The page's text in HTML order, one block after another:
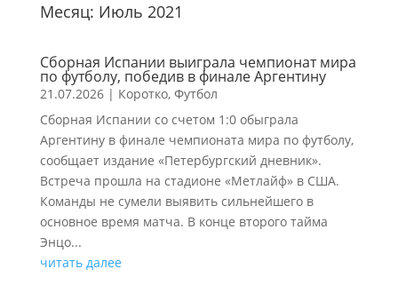
Месяц: Июль 2021
Сборная Испании выиграла чемпионат мира
по футболу, победив в финале Аргентину
21.07.2026| Коротко, Футбол
Сборная Испании со счетом 1:0 обыграла
Аргентину в финале чемпионата мира по футболу,
сообщает издание «Петербургский дневник».
Встреча прошла на стадионе «Метлайф» в США.
Команды не сумели выявить сильнейшего в
основное время матча. В конце второго тайма
Энцо...
читать далее